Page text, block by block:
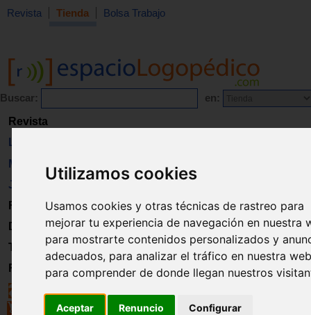
Utilizamos cookies
Usamos cookies y otras técnicas de rastreo para
mejorar tu experiencia de navegación en nuestra
para mostrarte contenidos personalizados y
adecuados, para analizar el tráfico en nuestra
para comprender de donde llegan nuestros
Aceptar Renuncio Configurar
Revista Tienda Bolsa Trabajo
Buscar: en:
Revista
Libros
Material
Juguetes
Formación
Directorio
Trabajo
Registro